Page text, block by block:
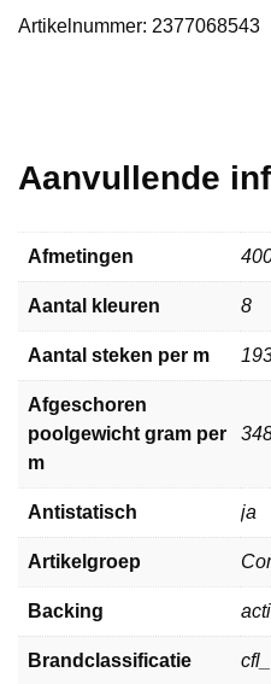
Artikelnummer: 2377068543
Aanvullende
Afmetingen
Aantal kleuren 8
Aantal steken per m
Afgeschoren
poolgewicht gram per
m
Antistatisch ja
Artikelgroep
Backing
Brandclassificatie